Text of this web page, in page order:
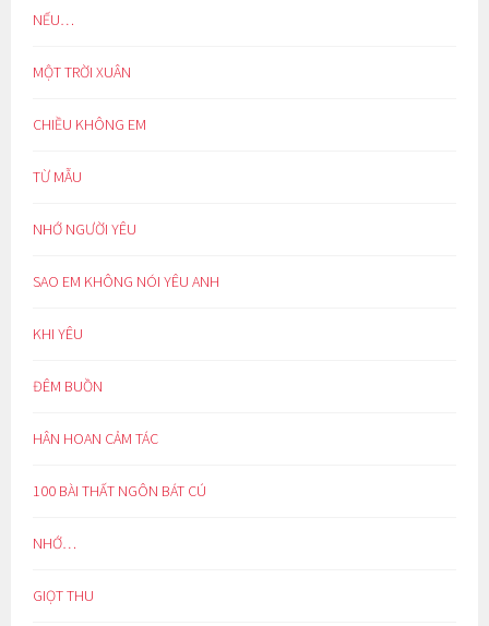
NẾU…
MỘT TRỜI XUÂN
CHIỀU KHÔNG EM
TỪ MẪU
NHỚ NGƯỜI YÊU
SAO EM KHÔNG NÓI YÊU ANH
KHI YÊU
ĐÊM BUỒN
HÂN HOAN CẢM TÁC
100 BÀI THẤT NGÔN BÁT CÚ
NHỚ…
GIỌT THU